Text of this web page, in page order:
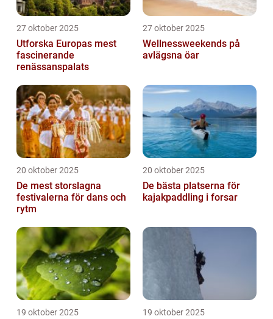
27 oktober 2025
Utforska Europas mest
fascinerande
renässanspalats
27 oktober 2025
Wellnessweekends på
avlägsna öar
20 oktober 2025
De mest storslagna
festivalerna för dans och
rytm
20 oktober 2025
De bästa platserna för
kajakpaddling i forsar
19 oktober 2025 19 oktober 2025